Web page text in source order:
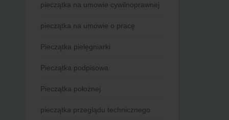
pieczątka na umowie cywilnoprawnej
pieczątka na umowie o pracę
Pieczątka pielęgniarki
Pieczątka podpisowa
Pieczątka położnej
pieczątka przeglądu technicznego